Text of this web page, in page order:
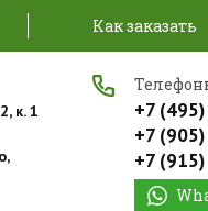
Как заказать
к. 1
+7
+7
+7